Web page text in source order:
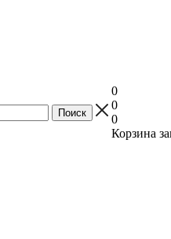
0
0
0
Корзина